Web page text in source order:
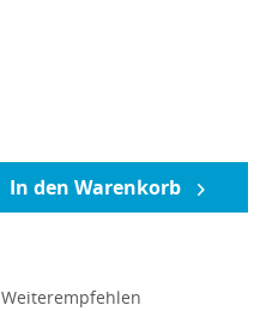
In den Warenkorb
Weiterempfehlen